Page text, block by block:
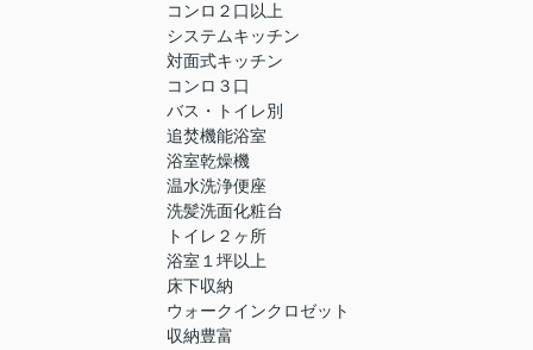
コンロ２口以上
システムキッチン
対面式キッチン
コンロ３口
バス・トイレ別
追焚機能浴室
浴室乾燥機
温水洗浄便座
洗髪洗面化粧台
トイレ２ヶ所
浴室１坪以上
床下収納
ウォークインクロゼット
収納豊富